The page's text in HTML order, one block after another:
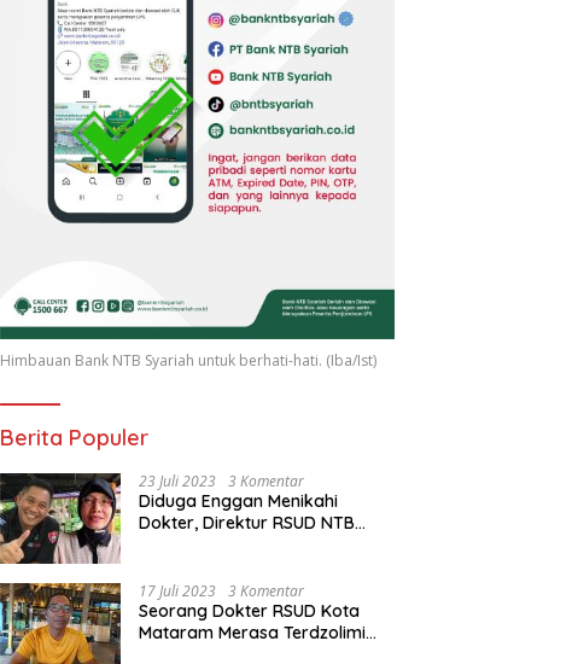
Himbauan Bank NTB Syariah untuk berhati-hati. (Iba/Ist)
Berita Populer
23 Juli 2023 3 Komentar
Diduga Enggan Menikahi
Dokter, Direktur RSUD NTB
17 Juli 2023 3 Komentar
Seorang Dokter RSUD Kota
Mataram Merasa Terdzolimi